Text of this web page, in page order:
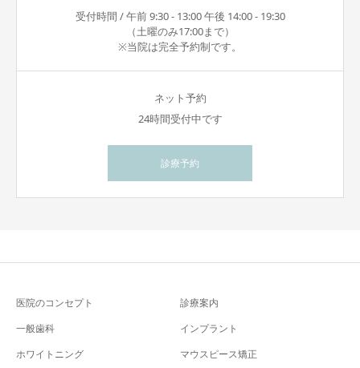
受付時間 / 午前 9:30 - 13:00 午後 14:00 - 19:30
（土曜のみ17:00まで）
※当院は完全予約制です。
ネット予約
24時間受付中です
診療予約
医院のコンセプト
診療案内
一般歯科
インプラント
ホワイトニング
マウスピース矯正